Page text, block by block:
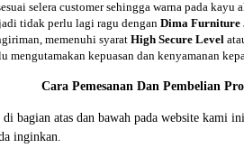
selera customer sehingga warna pada kayu
tidak perlu lagi ragu dengan Dima Furniture
memenuhi syarat High Secure Level
mengutamakan kepuasan dan kenyamanan
Cara Pemesanan Dan Pembelian
bagian atas dan bawah pada website kami
inginkan.